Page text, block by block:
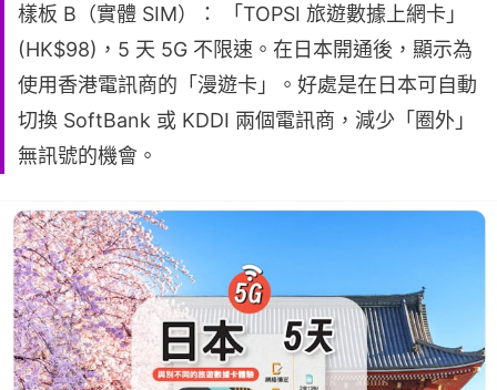
樣板 B（實體 SIM）： 「TOPSI 旅遊數據上網卡」
(HK$98)，5 天 5G 不限速。在日本開通後，顯示為
使用香港電訊商的「漫遊卡」。好處是在日本可自動
切換 SoftBank 或 KDDI 兩個電訊商，減少「圈外」
無訊號的機會。